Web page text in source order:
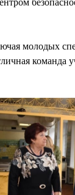
молодых
команда